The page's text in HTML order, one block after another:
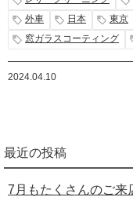
外車
日本 東京
窓ガラスコーティング
2024.04.10
最近の投稿
7月もたくさんのご来